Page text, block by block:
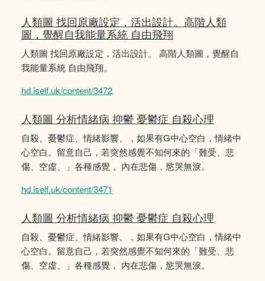
人類圖 找回原廠設定，活出設計。高階人類
圖，覺醒自我能量系統 自由飛翔
人類圖 找回原廠設定，活出設計。 高階人類圖，覺醒自
我能量系統 自由飛翔。
hd.iself.uk/content/3472
人類圖 分析情緒病 抑鬱 憂鬱症 自殺心理
自殺、憂鬱症、情緒影響、，如果有G中心空白，情緒中
心空白。留意自己，若突然感覺不知何來的「難受、悲
傷、空虛、」各種感覺， 內在悲傷，慾哭無淚。
hd.iself.uk/content/3471
人類圖 分析情緒病 抑鬱 憂鬱症 自殺心理
自殺、憂鬱症、情緒影響、，如果有G中心空白，情緒中
心空白。留意自己，若突然感覺不知何來的「難受、悲
傷、空虛、」各種感覺， 內在悲傷，慾哭無淚。